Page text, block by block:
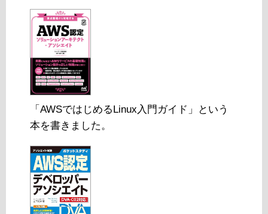
「AWSではじめるLinux入門ガイド」という
本を書きました。